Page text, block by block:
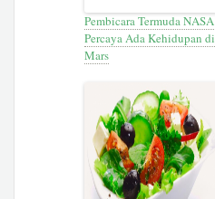
Pembicara Termuda NASA
Percaya Ada Kehidupan di
Mars